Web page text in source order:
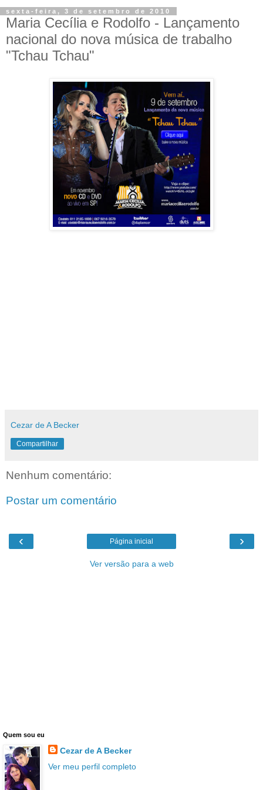
sexta-feira, 3 de setembro de 2010
Maria Cecília e Rodolfo - Lançamento
nacional do nova música de trabalho
"Tchau Tchau"
Cezar de A Becker
Compartilhar
Nenhum comentário:
Postar um comentário
‹ ›
Página inicial
Ver versão para a web
Quem sou eu
Cezar de A Becker
Ver meu perfil completo